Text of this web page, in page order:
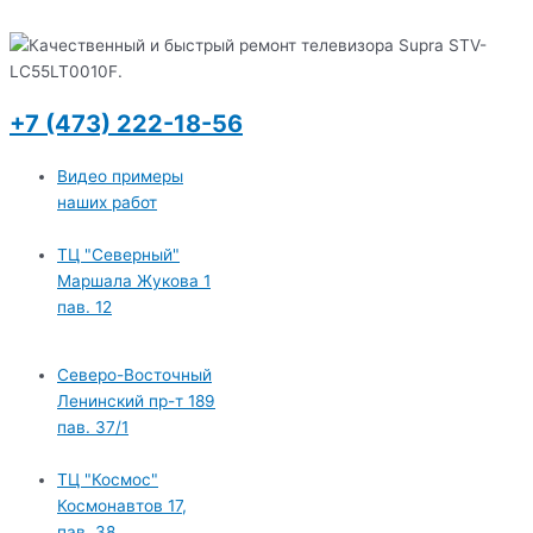
+7 (473) 222-18-56
Видео примеры
наших работ
ТЦ "Северный"
Маршала Жукова 1
пав. 12
Северо-Восточный
Ленинский пр-т 189
пав. 37/1
ТЦ "Космос"
Космонавтов 17,